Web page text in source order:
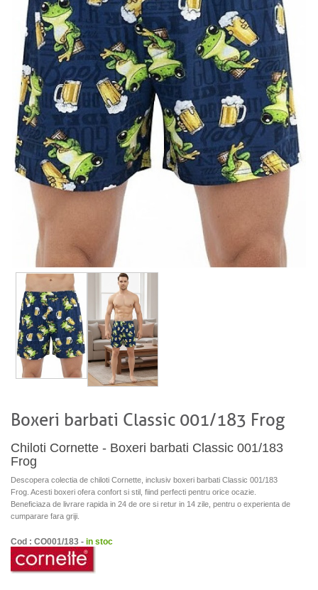
Boxeri barbati Classic 001/183 Frog
Chiloti Cornette - Boxeri barbati Classic 001/183
Frog
Descopera colectia de chiloti Cornette, inclusiv boxeri barbati Classic 001/183
Frog. Acesti boxeri ofera confort si stil, fiind perfecti pentru orice ocazie.
Beneficiaza de livrare rapida in 24 de ore si retur in 14 zile, pentru o experienta de
cumparare fara griji.
Cod : CO001/183 - in stoc